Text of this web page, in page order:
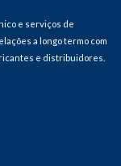
e serviços de
a longo termo com
e distribuidores.